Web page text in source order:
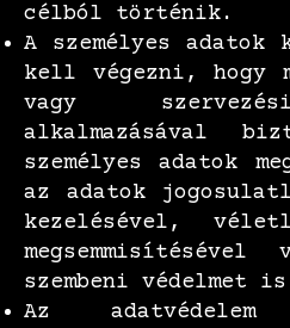
célból történik.
A személyes adatok
kell végezni, hogy
vagy
alkalmazásával
személyes adatok
az adatok
kezelésével,
megsemmisítésével
szembeni védelmet
Az